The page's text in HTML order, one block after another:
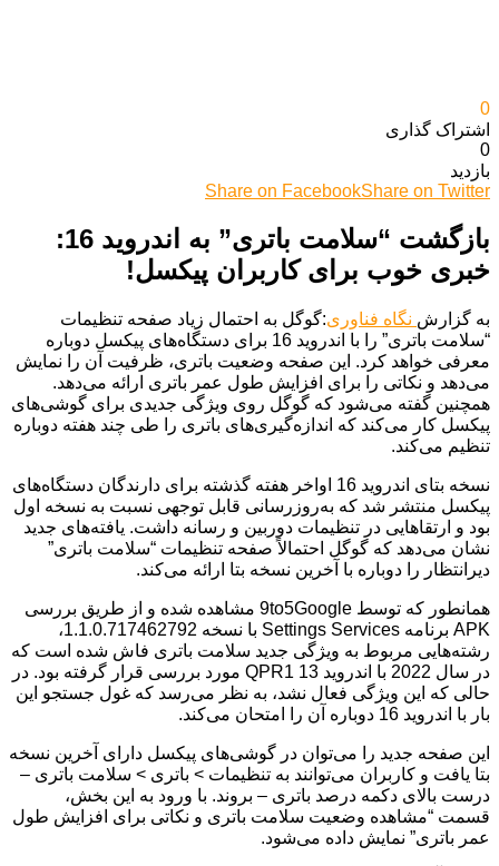
0
اشتراک گذاری‌
0
بازدید
Share on FacebookShare on Twitter
بازگشت “سلامت باتری” به اندروید 16:
خبری خوب برای کاربران پیکسل!
به گزارش نگاه فناوری:گوگل به احتمال زیاد صفحه تنظیمات
“سلامت باتری” را با اندروید 16 برای دستگاه‌های پیکسل دوباره
معرفی خواهد کرد. این صفحه وضعیت باتری، ظرفیت آن را نمایش
می‌دهد و نکاتی را برای افزایش طول عمر باتری ارائه می‌دهد.
همچنین گفته می‌شود که گوگل روی ویژگی جدیدی برای گوشی‌های
پیکسل کار می‌کند که اندازه‌گیری‌های باتری را طی چند هفته دوباره
تنظیم می‌کند.
نسخه بتای اندروید 16 اواخر هفته گذشته برای دارندگان دستگاه‌های
پیکسل منتشر شد که به‌روزرسانی قابل توجهی نسبت به نسخه اول
بود و ارتقاهایی در تنظیمات دوربین و رسانه داشت. یافته‌های جدید
نشان می‌دهد که گوگل احتمالاً صفحه تنظیمات “سلامت باتری”
دیرانتظار را دوباره با آخرین نسخه بتا ارائه می‌کند.
همانطور که توسط 9to5Google مشاهده شده و از طریق بررسی
APK برنامه Settings Services با نسخه 1.1.0.717462792،
رشته‌هایی مربوط به ویژگی جدید سلامت باتری فاش شده است که
در سال 2022 با اندروید 13 QPR1 مورد بررسی قرار گرفته بود. در
حالی که این ویژگی فعال نشد، به نظر می‌رسد که غول جستجو این
بار با اندروید 16 دوباره آن را امتحان می‌کند.
این صفحه جدید را می‌توان در گوشی‌های پیکسل دارای آخرین نسخه
بتا یافت و کاربران می‌توانند به تنظیمات > باتری > سلامت باتری –
درست بالای دکمه درصد باتری – بروند. با ورود به این بخش،
قسمت “مشاهده وضعیت سلامت باتری و نکاتی برای افزایش طول
عمر باتری” نمایش داده می‌شود.